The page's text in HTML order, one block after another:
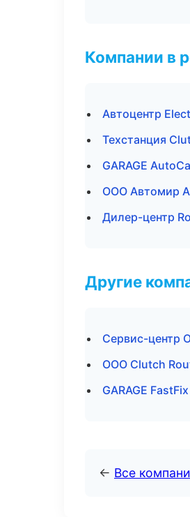
Компании в
Автоцентр
Техстанция
GARAGE
ООО Автомир
Дилер-центр
Другие
Сервис-центр
ООО Clutch
GARAGE
← Все